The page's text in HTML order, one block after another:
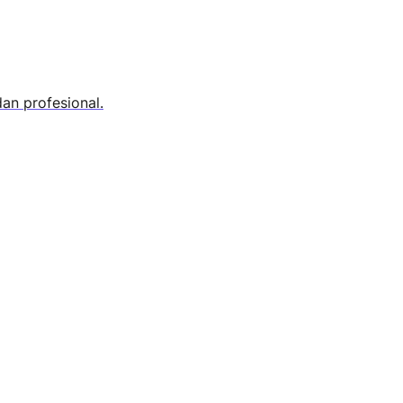
profesional.